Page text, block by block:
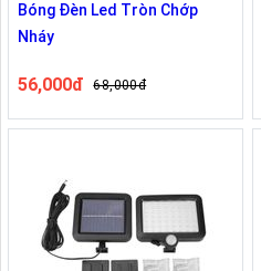
Bóng Đèn Led Tròn Chớp
Nháy
56,000đ 68,000đ